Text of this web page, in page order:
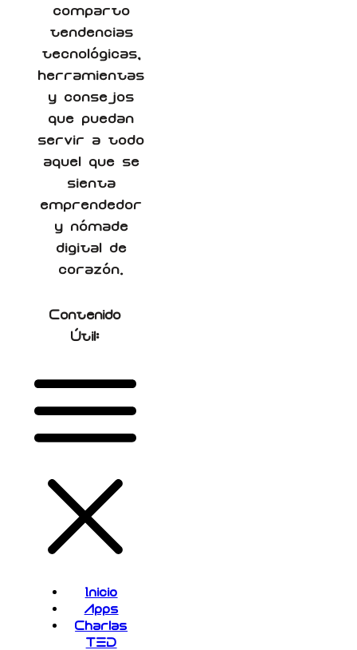
comparto
tendencias
tecnológicas,
herramientas
y consejos
que puedan
servir a todo
aquel que se
sienta
emprendedor
y nómade
digital de
corazón.
Contenido
Útil:
Inicio
Apps
Charlas
TED